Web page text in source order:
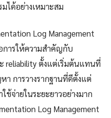
ได้อย่างเหมาะสม
Log Management
การให้ความสำคัญกับ
reliability ตั้งแต่เริ่มต้นแทนที่
การวางรากฐานที่ดีตั้งแต่
ช้จ่ายในระยะยาวอย่างมาก
Log Management